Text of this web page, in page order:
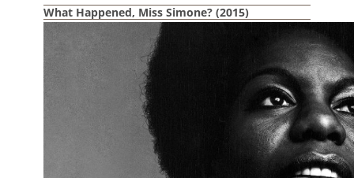
What Happened, Miss Simone? (2015)